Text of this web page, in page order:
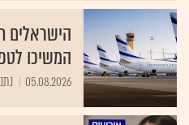
הישראלים
המשיכו
05.08.2026